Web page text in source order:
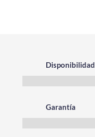
Disponibilidad
Garantía